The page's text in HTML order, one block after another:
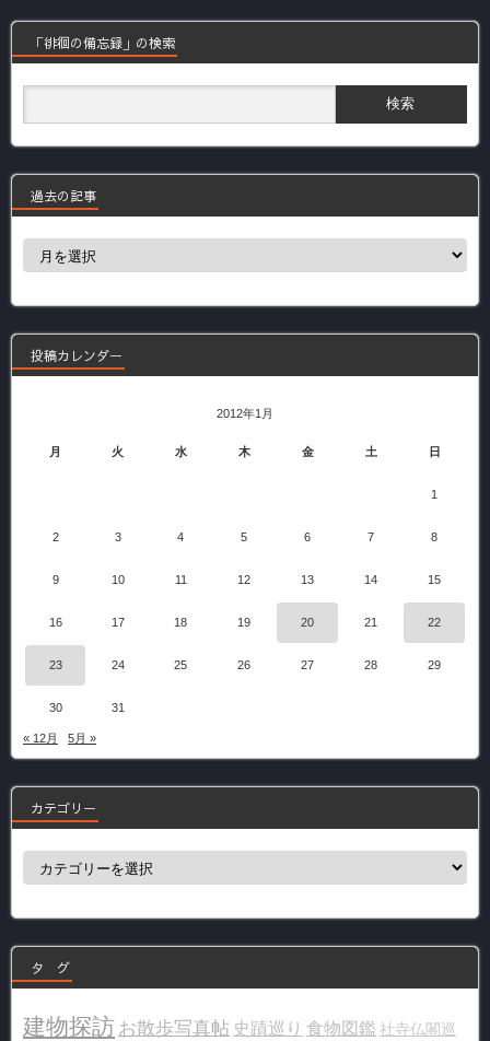
「徘徊の備忘録」の検索
過去の記事
過
事
投稿カレンダー
2012年1月
月 火 水 木 金 土 日
1
2 3 4 5 6 7 8
9 10 11 12 13 14 15
16 17 18 19 20 21 22
23 24 25 26 27 28 29
30 31
« 12月 5月 »
カテゴリー
カ
ー
タ グ
建物探訪 お散歩写真帖 史蹟巡り 食物図鑑 社寺仏閣巡